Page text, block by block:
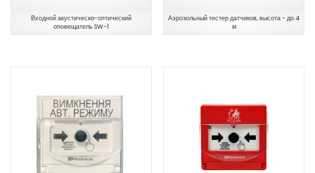
Входной акустическo-оптический
оповещатель SW-1
Аэрозольный тестер датчиков, высота - до 4
м